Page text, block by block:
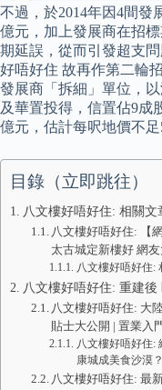
不過，於2014年因4間發
億元，加上發展商在招
期延誤，從而引發超支
好唔好住 故再作第二輪
發展商「拆細」單位，
及華置投得，信置佔9成
億元，估計每呎地價不足
目錄（立即跳往）
八文樓好唔好住: 相關文
八文樓好唔好住: 【
太古城定新樓好 網
八文樓好唔好住:
八文樓好唔好住: 重建
八文樓好唔好住: 大
貼士大公開 | 置業入
八文樓好唔好住:
康城成美食沙漠
八文樓好唔好住: 最